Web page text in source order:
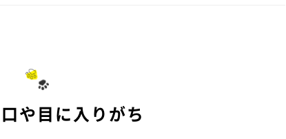
や目に入りがち